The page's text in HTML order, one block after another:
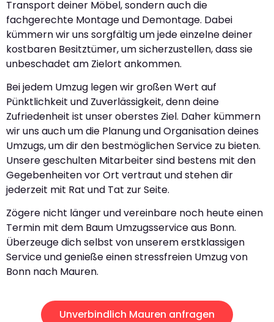
Transport deiner Möbel, sondern auch die
fachgerechte Montage und Demontage. Dabei
kümmern wir uns sorgfältig um jede einzelne deiner
kostbaren Besitztümer, um sicherzustellen, dass sie
unbeschadet am Zielort ankommen.
Bei jedem Umzug legen wir großen Wert auf
Pünktlichkeit und Zuverlässigkeit, denn deine
Zufriedenheit ist unser oberstes Ziel. Daher kümmern
wir uns auch um die Planung und Organisation deines
Umzugs, um dir den bestmöglichen Service zu bieten.
Unsere geschulten Mitarbeiter sind bestens mit den
Gegebenheiten vor Ort vertraut und stehen dir
jederzeit mit Rat und Tat zur Seite.
Zögere nicht länger und vereinbare noch heute einen
Termin mit dem Baum Umzugsservice aus Bonn.
Überzeuge dich selbst von unserem erstklassigen
Service und genieße einen stressfreien Umzug von
Bonn nach Mauren.
Unverbindlich Mauren anfragen